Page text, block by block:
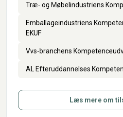
Træ- og Møbelindustriens
Emballageindustriens
EKUF
Vvs-branchens
AL Efteruddannelses
Læs mere om